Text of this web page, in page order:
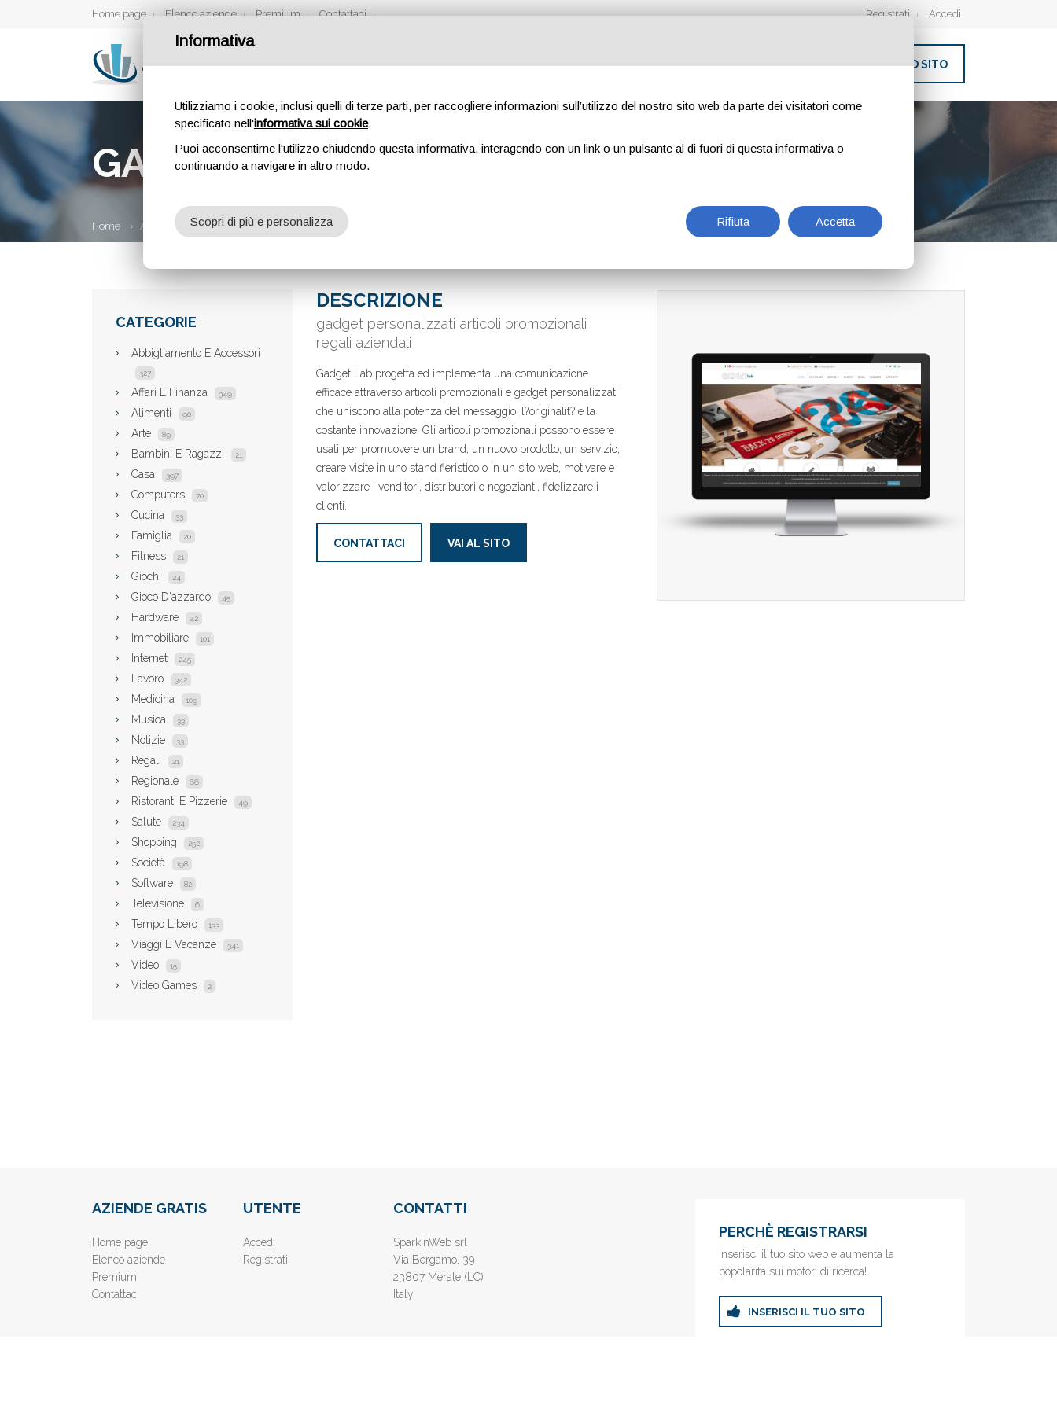
Home page Elenco aziende Premium Contattaci Registrati Accedi
INSERISCI IL TUO SITO
GADGET LAB – ARTICOLI PROMOZIONALI
Home Aziende Gadget lab – Articoli Promozionali
CATEGORIE
Abbigliamento E Accessori
327
Affari E Finanza 349
Alimenti 90
Arte 89
Bambini E Ragazzi 21
Casa 397
Computers 70
Cucina 33
Famiglia 20
Fitness 21
Giochi 24
Gioco D'azzardo 45
Hardware 42
Immobiliare 101
Internet 245
Lavoro 342
Medicina 109
Musica 33
Notizie 33
Regali 21
Regionale 66
Ristoranti E Pizzerie 49
Salute 234
Shopping 252
Società 198
Software 82
Televisione 6
Tempo Libero 133
Viaggi E Vacanze 341
Video 15
Video Games 2
DESCRIZIONE
gadget personalizzati articoli promozionali
regali aziendali
Gadget Lab progetta ed implementa una comunicazione
efficace attraverso articoli promozionali e gadget personalizzati
che uniscono alla potenza del messaggio, l?originalit? e la
costante innovazione. Gli articoli promozionali possono essere
usati per promuovere un brand, un nuovo prodotto, un servizio,
creare visite in uno stand fieristico o in un sito web, motivare e
valorizzare i venditori, distributori o negozianti, fidelizzare i
clienti.
CONTATTACI VAI AL SITO
AZIENDE GRATIS
Home page
Elenco aziende
Premium
Contattaci
UTENTE
Accedi
Registrati
CONTATTI
SparkinWeb srl
Via Bergamo, 39
23807 Merate (LC)
Italy
PERCHÈ REGISTRARSI
Inserisci il tuo sito web e aumenta la
popolarità sui motori di ricerca!
INSERISCI IL TUO SITO
Informativa
Utilizziamo i cookie, inclusi quelli di terze parti, per raccogliere informazioni sull’utilizzo del nostro sito web da parte dei visitatori come
specificato nell'informativa sui cookie.
Puoi acconsentirne l'utilizzo chiudendo questa informativa, interagendo con un link o un pulsante al di fuori di questa informativa o
continuando a navigare in altro modo.
Rifiuta Accetta
Scopri di più e personalizza